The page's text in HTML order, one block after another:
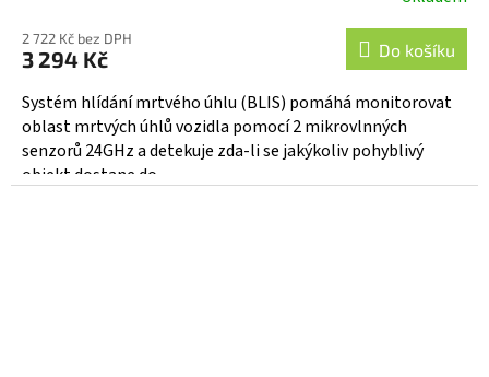
2 722 Kč bez DPH
3 294 Kč Do košíku
Systém hlídání mrtvého úhlu (BLIS) pomáhá monitorovat
oblast mrtvých úhlů vozidla pomocí 2 mikrovlnných
senzorů 24GHz a detekuje zda-li se jakýkoliv pohyblivý
objekt dostane do...